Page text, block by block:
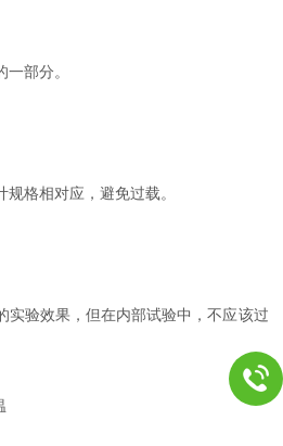
部分。
格相对应，避免过载。
验效果，但在内部试验中，不应该过